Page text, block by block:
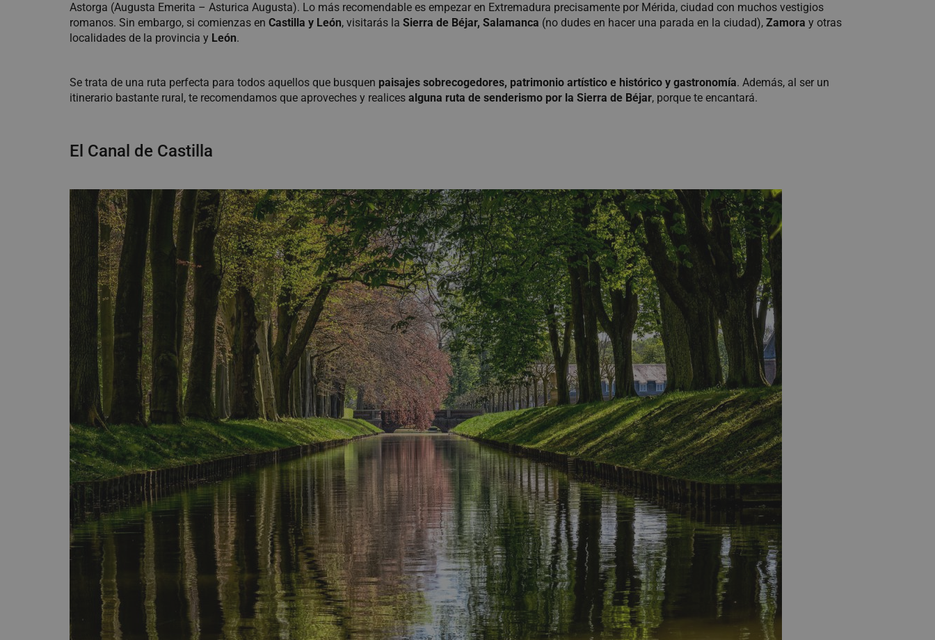
Astorga (Augusta Emerita – Asturica Augusta). Lo más recomendable es empezar en Extremadura precisamente por Mérida, ciudad con muchos vestigios
romanos. Sin embargo, si comienzas en Castilla y León, visitarás la Sierra de Béjar, Salamanca (no dudes en hacer una parada en la ciudad), Zamora y otras
localidades de la provincia y León.
Se trata de una ruta perfecta para todos aquellos que busquen paisajes sobrecogedores, patrimonio artístico e histórico y gastronomía. Además, al ser un
itinerario bastante rural, te recomendamos que aproveches y realices alguna ruta de senderismo por la Sierra de Béjar, porque te encantará.
El Canal de Castilla